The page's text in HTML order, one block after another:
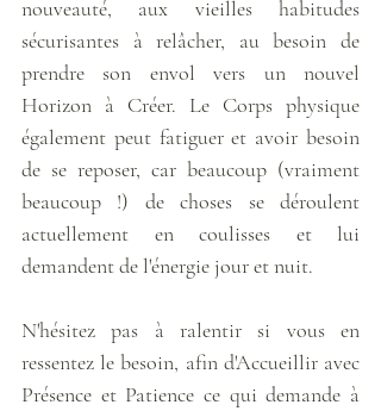
nouveauté, aux vieilles habitudes
sécurisantes à relâcher, au besoin de
prendre son envol vers un nouvel
Horizon à Créer. Le Corps physique
également peut fatiguer et avoir besoin
de se reposer, car beaucoup (vraiment
beaucoup !) de choses se déroulent
actuellement en coulisses et lui
demandent de l'énergie jour et nuit.
N'hésitez pas à ralentir si vous en
ressentez le besoin, afin d'Accueillir avec
Présence et Patience ce qui demande à